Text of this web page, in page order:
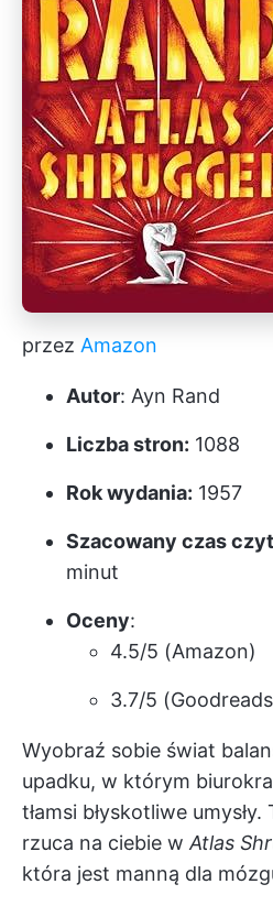
przez Amazon
Autor: Ayn Rand
Liczba stron: 1088
Rok wydania: 1957
Szacowany czas
minut
Oceny:
4.5/5 (Amazon)
3.7/5
Wyobraź sobie świat
upadku, w którym
tłamsi błyskotliwe
rzuca na ciebie w Atlas
która jest manną dla